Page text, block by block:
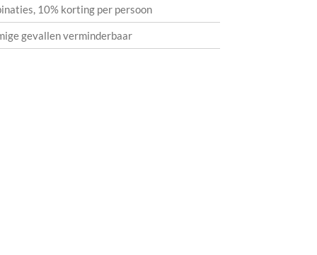
10% korting per persoon
gevallen verminderbaar